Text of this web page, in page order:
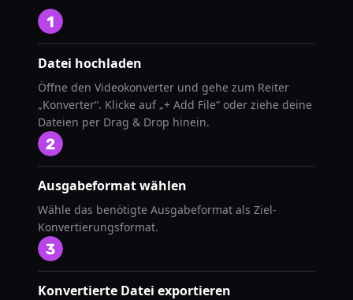
Datei hochladen
Öffne den Videokonverter und gehe zum Reiter
„Konverter“. Klicke auf „+ Add File“ oder ziehe deine
Dateien per Drag & Drop hinein.
Ausgabeformat wählen
Wähle das benötigte Ausgabeformat als Ziel-
Konvertierungsformat.
Konvertierte Datei exportieren